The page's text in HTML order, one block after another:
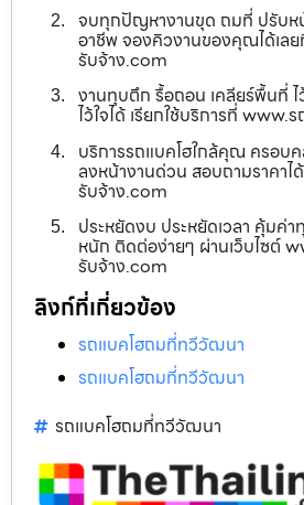
จบทุกปัญหางานขุด ถมที่ ปรับห
อาชีพ จองคิวงานของคุณได้เล
รับจ้าง.com
งานทุบตึก รื้อถอน เคลียร์พื้นที่ ไ
ไว้ใจได้ เรียกใช้บริการที่ www.
บริการรถแบคโฮใกล้คุณ ครอบ
ลงหน้างานด่วน สอบถามราคา
รับจ้าง.com
ประหยัดงบ ประหยัดเวลา คุ้มค่า
หนัก ติดต่อง่ายๆ ผ่านเว็บไซต์
รับจ้าง.com
ลิงก์ที่เกี่ยวข้อง
รถแบคโฮถมที่ทวีวัฒนา
รถแบคโฮถมที่ทวีวัฒนา
รถแบคโฮถมที่ทวีวัฒนา